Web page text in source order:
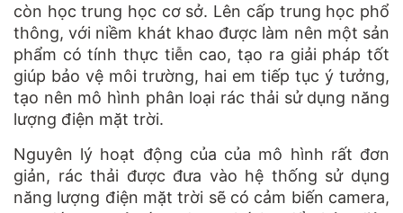
còn học trung học cơ sở. Lên cấp trung học phổ
thông, với niềm khát khao được làm nên một sản
phẩm có tính thực tiễn cao, tạo ra giải pháp tốt
giúp bảo vệ môi trường, hai em tiếp tục ý tưởng,
tạo nên mô hình phân loại rác thải sử dụng năng
lượng điện mặt trời.
Nguyên lý hoạt động của của mô hình rất đơn
giản, rác thải được đưa vào hệ thống sử dụng
năng lượng điện mặt trời sẽ có cảm biến camera,